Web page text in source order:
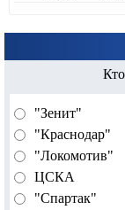
"Зенит"
"Краснодар"
"Локомотив"
ЦСКА
"Спартак"